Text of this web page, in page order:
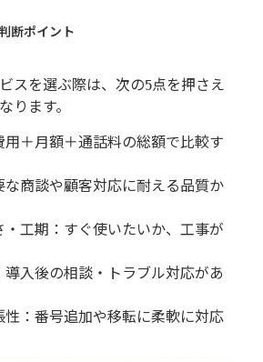
断ポイント
スを選ぶ際は、次の5点を押さえ
ります。
用＋月額＋通話料の総額で比較す
商談や顧客対応に耐える品質か
工期：すぐ使いたいか、工事が
入後の相談・トラブル対応があ
：番号追加や移転に柔軟に対応